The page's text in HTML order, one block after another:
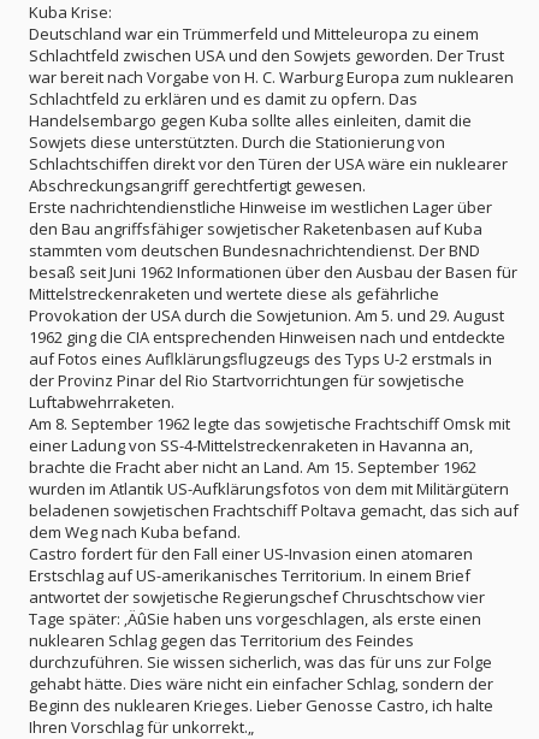
Kuba Krise:
Deutschland war ein Trümmerfeld und Mitteleuropa zu einem
Schlachtfeld zwischen USA und den Sowjets geworden. Der Trust
war bereit nach Vorgabe von H. C. Warburg Europa zum nuklearen
Schlachtfeld zu erklären und es damit zu opfern. Das
Handelsembargo gegen Kuba sollte alles einleiten, damit die
Sowjets diese unterstützten. Durch die Stationierung von
Schlachtschiffen direkt vor den Türen der USA wäre ein nuklearer
Abschreckungsangriff gerechtfertigt gewesen.
Erste nachrichtendienstliche Hinweise im westlichen Lager über
den Bau angriffsfähiger sowjetischer Raketenbasen auf Kuba
stammten vom deutschen Bundesnachrichtendienst. Der BND
besaß seit Juni 1962 Informationen über den Ausbau der Basen für
Mittelstreckenraketen und wertete diese als gefährliche
Provokation der USA durch die Sowjetunion. Am 5. und 29. August
1962 ging die CIA entsprechenden Hinweisen nach und entdeckte
auf Fotos eines Auflklärungsflugzeugs des Typs U-2 erstmals in
der Provinz Pinar del Rio Startvorrichtungen für sowjetische
Luftabwehrraketen.
Am 8. September 1962 legte das sowjetische Frachtschiff Omsk mit
einer Ladung von SS-4-Mittelstreckenraketen in Havanna an,
brachte die Fracht aber nicht an Land. Am 15. September 1962
wurden im Atlantik US-Aufklärungsfotos von dem mit Militärgütern
beladenen sowjetischen Frachtschiff Poltava gemacht, das sich auf
dem Weg nach Kuba befand.
Castro fordert für den Fall einer US-Invasion einen atomaren
Erstschlag auf US-amerikanisches Territorium. In einem Brief
antwortet der sowjetische Regierungschef Chruschtschow vier
Tage später: ‚ÄûSie haben uns vorgeschlagen, als erste einen
nuklearen Schlag gegen das Territorium des Feindes
durchzuführen. Sie wissen sicherlich, was das für uns zur Folge
gehabt hätte. Dies wäre nicht ein einfacher Schlag, sondern der
Beginn des nuklearen Krieges. Lieber Genosse Castro, ich halte
Ihren Vorschlag für unkorrekt.„